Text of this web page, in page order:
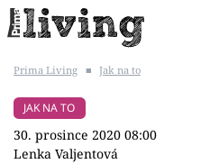
BYDLENÍ SLAVNÝCH
Prima Living ■ Jak na to
JAK NA TO
30. prosince 2020 08:00
Lenka Valjentová